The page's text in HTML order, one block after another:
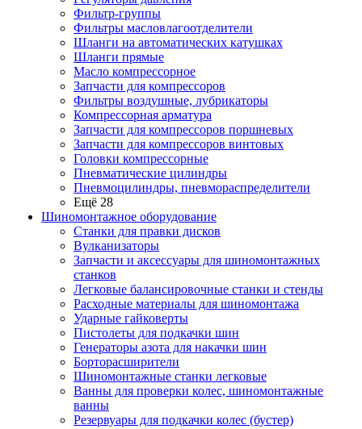
Фильтр-группы
Фильтры масловлагоотделители
Шланги на автоматических катушках
Шланги прямые
Масло компрессорное
Запчасти для компрессоров
Фильтры воздушные, лубрикаторы
Компрессорная арматура
Запчасти для компрессоров поршневых
Запчасти для компрессоров винтовых
Головки компрессорные
Пневматические цилиндры
Пневмоцилиндры, пневмораспределители
Ещё 28
Шиномонтажное оборудование
Станки для правки дисков
Вулканизаторы
Запчасти и аксессуары для шиномонтажных
станков
Легковые балансировочные станки и стенды
Расходные материалы для шиномонтажа
Ударные гайковерты
Пистолеты для подкачки шин
Генераторы азота для накачки шин
Борторасширители
Шиномонтажные станки легковые
Ванны для проверки колес, шиномонтажные
ванны
Резервуары для подкачки колес (бустер)